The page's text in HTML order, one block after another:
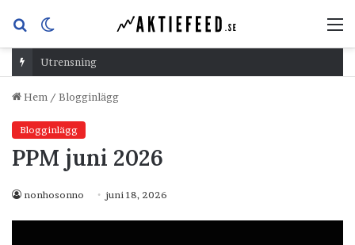
Sök
efterskin
Utrensning
Hem / Blogginlägg
Blogginlägg
PPM juni 2026
nonhosonno juni 18, 2026